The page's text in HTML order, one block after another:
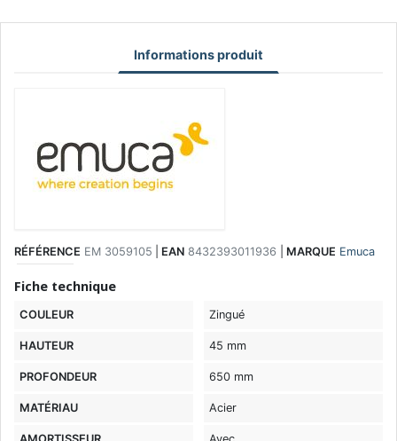
Informations produit
RÉFÉRENCE EM 3059105 EAN 8432393011936 MARQUE Emuca
Fiche technique
COULEUR Zingué
HAUTEUR 45 mm
PROFONDEUR 650 mm
MATÉRIAU Acier